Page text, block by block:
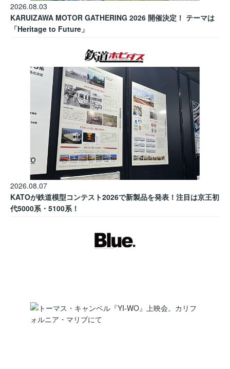
2026.08.03
KARUIZAWA MOTOR GATHERING 2026 開催決定！ テーマは
「Heritage to Future」
2026.08.07
KATOが鉄道模型コンテスト2026で新製品を発表！注目は京王初
代5000系・5100系！